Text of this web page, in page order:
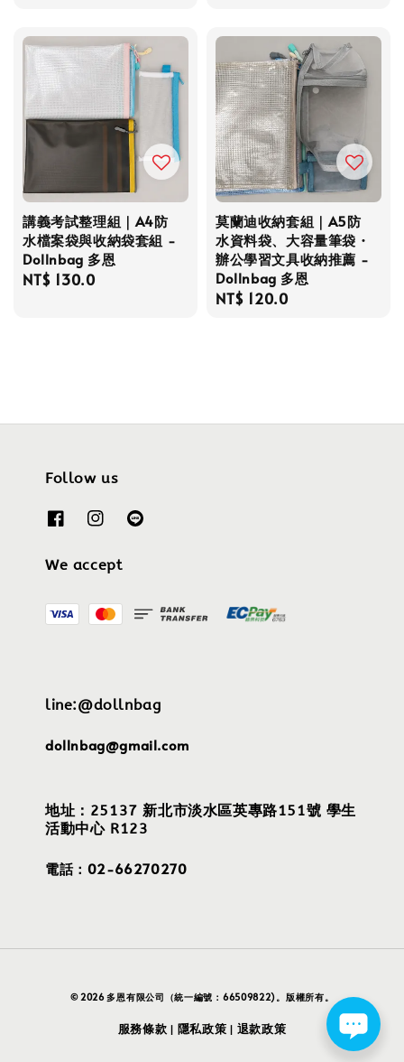
講義考試整理組｜A4防
水檔案袋與收納袋套組 -
Dollnbag 多恩
Regular
NT$ 130.0
莫蘭迪收納套組｜A5防
水資料袋、大容量筆袋・
辦公學習文具收納推薦 -
Dollnbag 多恩
Regular
NT$ 120.0
Follow us
We accept
line:@dollnbag
dollnbag@gmail.com
地址：25137 新北市淡水區英專路151號 學生
活動中心 R123
電話：02-66270270
© 2026 多恩有限公司（統一編號：66509822)。版權所有。
服務條款 隱私政策 退款政策